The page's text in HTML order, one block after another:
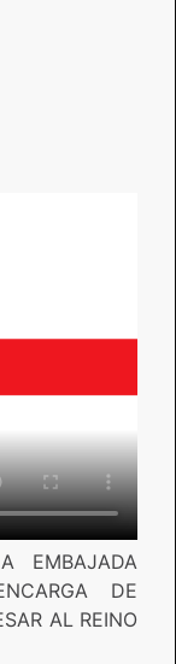
EMBAJADA
DE
AL REINO